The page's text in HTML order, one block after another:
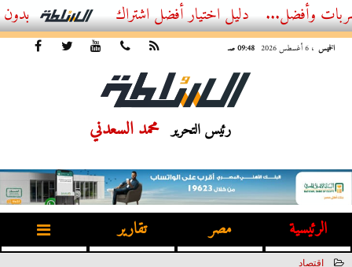
أفضل اشتراك IPTV بدون تقطيع 2026 – دليل المشاهد العصري
الخميس ، 6 أغسطس 2026 09:48 صـ
رئيس التحرير محمد السعدني
الرئيسية مصر تقارير
اقتصاد